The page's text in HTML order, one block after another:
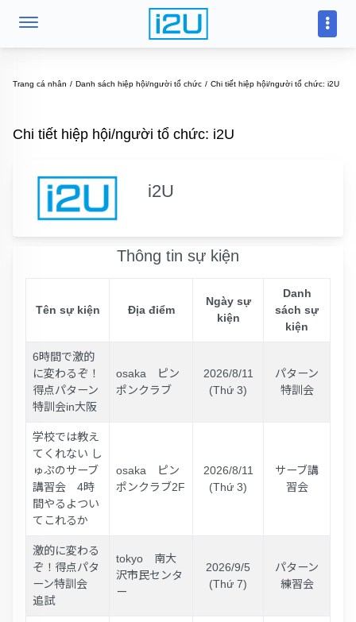
Trang cá nhân Danh sách hiệp hội/người tổ chức Chi tiết hiệp hội/người tổ chức: i2U
Chi tiết hiệp hội/người tổ chức: i2U
i2U
Thông tin sự kiện
Tên sự kiện Địa điểm
Ngày sự
kiện
Danh
sách sự
kiện
6時間で激的
に変わるぞ！
得点パターン
特訓会in大阪
osaka ピン
ポンクラブ
2026/8/11
(Thứ 3)
パターン
特訓会
学校では教え
てくれない し
ゅぷのサーブ
講習会 4時
間やるよつい
てこれるか
osaka ピン
ポンクラブ2F
2026/8/11
(Thứ 3)
サーブ講
習会
激的に変わる
ぞ！得点パタ
ーン特訓会
追試
tokyo 南大
沢市民センタ
ー
2026/9/5
(Thứ 7)
パターン
練習会